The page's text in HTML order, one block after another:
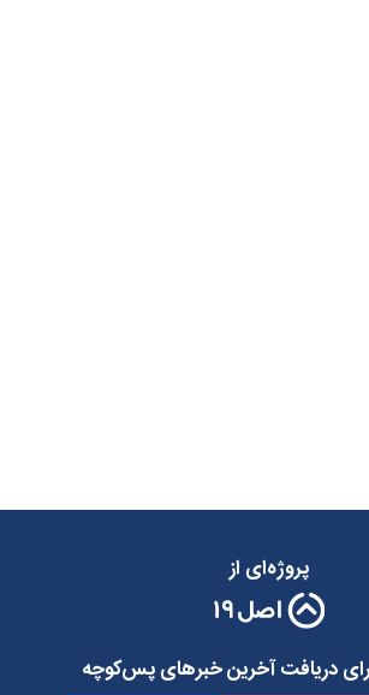
پروژه‌ای از
دریافت آخرین خبرهای پس‌کوچه